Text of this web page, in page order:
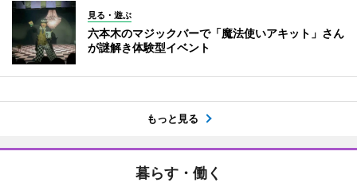
見る・遊ぶ
六本木のマジックバーで「魔法使いアキット」さん
が謎解き体験型イベント
もっと見る
暮らす・働く